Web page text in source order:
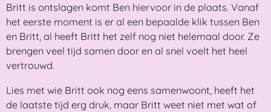
Britt is ontslagen komt Ben hiervoor in de plaats. Vanaf
het eerste moment is er al een bepaalde klik tussen Ben
en Britt, al heeft Britt het zelf nog niet helemaal door. Ze
brengen veel tijd samen door en al snel voelt het heel
vertrouwd.
Lies met wie Britt ook nog eens samenwoont, heeft het
de laatste tijd erg druk, maar Britt weet niet met wat of